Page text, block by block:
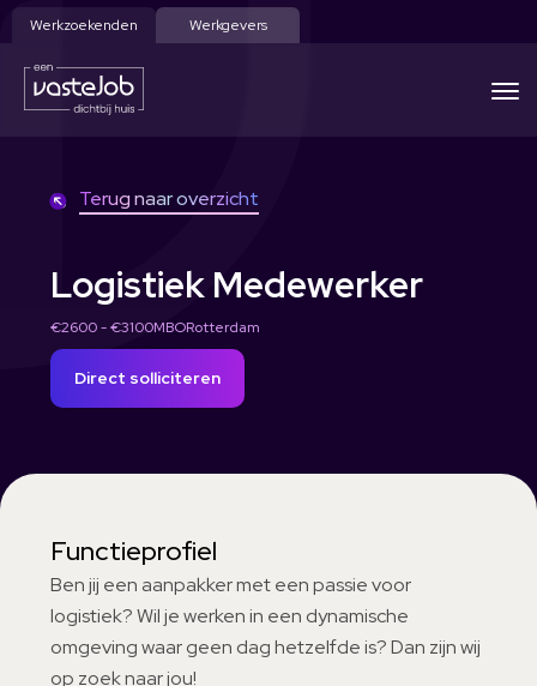
Werkzoekenden Werkgevers
Terug naar overzicht
Logistiek Medewerker
€2600 - €3100MBORotterdam
Direct solliciteren
Functieprofiel
Ben jij een aanpakker met een passie voor
logistiek? Wil je werken in een dynamische
omgeving waar geen dag hetzelfde is? Dan zijn wij
op zoek naar jou!